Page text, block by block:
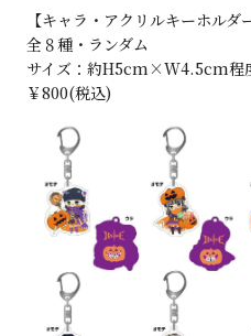
【キャラ・アクリルキーホルダ
全８種・ランダム
サイズ：約H5cm×W4.5cm程
￥800(税込)